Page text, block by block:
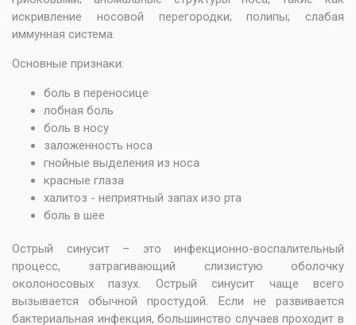
искривление носовой перегородки; полипы; слабая
иммунная система.
Основные признаки:
боль в переносице
лобная боль
боль в носу
заложенность носа
гнойные выделения из носа
красные глаза
халитоз - неприятный запах изо рта
боль в шее
Острый синусит – это инфекционно-воспалительный
процесс, затрагивающий слизистую оболочку
околоносовых пазух. Острый синусит чаще всего
вызывается обычной простудой. Если не развивается
бактериальная инфекция, большинство случаев проходит в